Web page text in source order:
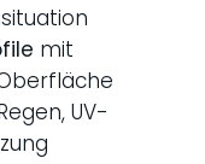
mit
UV-